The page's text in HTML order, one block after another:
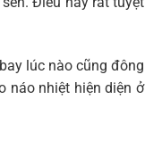
lúc nào cũng đông
náo nhiệt hiện diện ở